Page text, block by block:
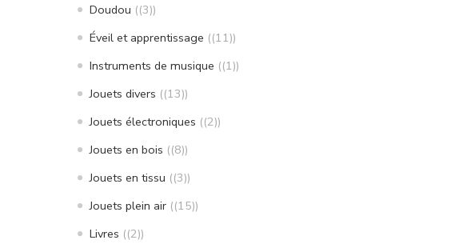
Doudou (3)
Éveil et apprentissage (11)
Instruments de musique (1)
Jouets divers (13)
Jouets électroniques (2)
Jouets en bois (8)
Jouets en tissu (3)
Jouets plein air (15)
Livres (2)